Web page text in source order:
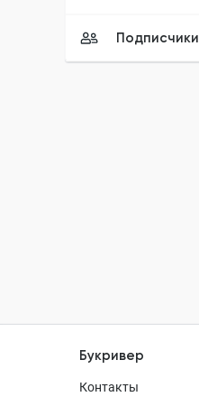
Подписчики
Букривер
Контакты